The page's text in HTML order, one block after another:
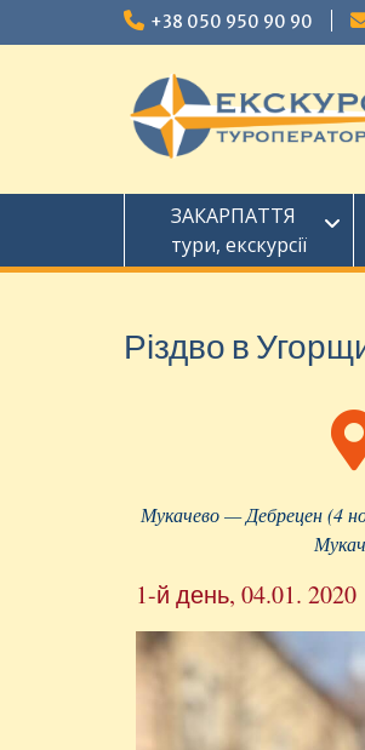
+38 050 950 90 90
ЗАКАРПАТТЯ
тури, екскурсії
Різдво в
Мукачево — Дебрецен (4
1-й день, 04.01. 2020